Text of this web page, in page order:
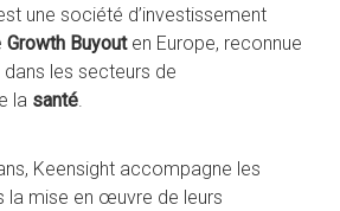
une société d’investissement
Growth Buyouten Europe, reconnue
les secteurs de
la santé.
Keensight accompagne les
la mise en œuvre de leurs